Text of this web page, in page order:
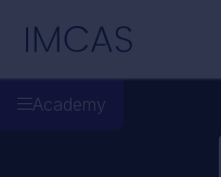
IMCAS
Academy